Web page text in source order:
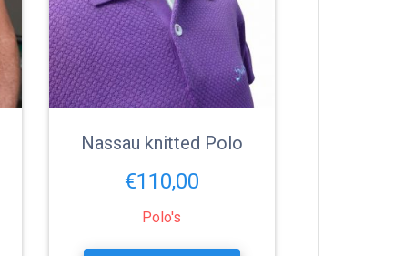
Nassau knitted Polo
€110,00
Polo's